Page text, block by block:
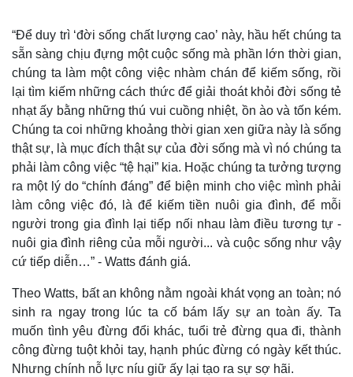
Quan sát
Cuộc sống đó đây
Hồ sơ
Video
Ảnh
E-Magazine
Infographic
“Để duy trì ‘đời sống chất lượng cao’ này, hầu hết chúng ta
sẵn sàng chịu đựng một cuộc sống mà phần lớn thời gian,
chúng ta làm một công việc nhàm chán để kiếm sống, rồi
lại tìm kiếm những cách thức để giải thoát khỏi đời sống tẻ
nhạt ấy bằng những thú vui cuồng nhiệt, ồn ào và tốn kém.
Chúng ta coi những khoảng thời gian xen giữa này là sống
thật sự, là mục đích thật sự của đời sống mà vì nó chúng ta
phải làm công việc “tệ hại” kia. Hoặc chúng ta tưởng tượng
ra một lý do “chính đáng” để biện minh cho việc mình phải
làm công việc đó, là để kiếm tiền nuôi gia đình, để mỗi
người trong gia đình lại tiếp nối nhau làm điều tương tự -
nuôi gia đình riêng của mỗi người... và cuộc sống như vậy
cứ tiếp diễn…” - Watts đánh giá.
Theo Watts, bất an không nằm ngoài khát vọng an toàn; nó
sinh ra ngay trong lúc ta cố bám lấy sự an toàn ấy. Ta
muốn tình yêu đừng đổi khác, tuổi trẻ đừng qua đi, thành
công đừng tuột khỏi tay, hạnh phúc đừng có ngày kết thúc.
Nhưng chính nỗ lực níu giữ ấy lại tạo ra sự sợ hãi.